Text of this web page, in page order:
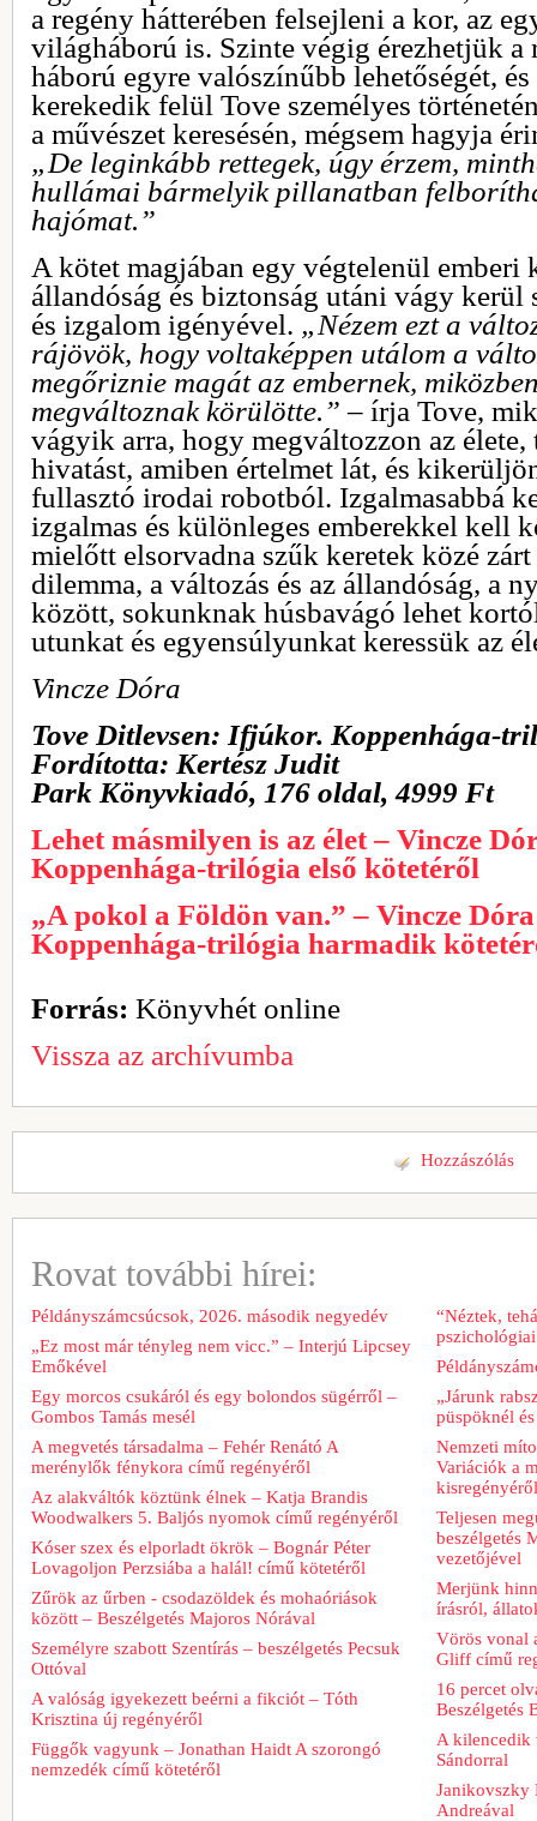
a regény hátterében felsejleni a kor, az
világháború is. Szinte végig érezhetjük a
háború egyre valószínűbb lehetőségét,
kerekedik felül Tove személyes
a művészet keresésén, mégsem hagyja
„De leginkább rettegek, úgy érzem,
hullámai bármelyik pillanatban
hajómat.”
A kötet magjában egy végtelenül emberi
állandóság és biztonság utáni vágy kerül
és izgalom igényével. „Nézem ezt a
rájövök, hogy voltaképpen utálom a
megőriznie magát az embernek,
megváltoznak körülötte.”– írja Tove,
vágyik arra, hogy megváltozzon az
hivatást, amiben értelmet lát, és
fullasztó irodai robotból. Izgalmasabbá
izgalmas és különleges emberekkel kell
mielőtt elsorvadna szűk keretek közé
dilemma, a változás és az állandóság, a
között, sokunknak húsbavágó lehet
utunkat és egyensúlyunkat keressük az
Vincze Dóra
Tove Ditlevsen: Ifjúkor. Koppenhága-
Fordította: Kertész Judit
Park Könyvkiadó, 176 oldal, 4999 Ft
Lehet másmilyen is az élet – Vincze
Koppenhága-trilógia első kötetéről
„A pokol a Földön van.” – Vincze
Koppenhága-trilógia harmadik
Forrás: Könyvhét online
Vissza az archívumba
Hozzászólás
Rovat további hírei:
Példányszámcsúcsok, 2026. második negyedév
„Ez most már tényleg nem vicc.” – Interjú Lipcsey
Emőkével
Egy morcos csukáról és egy bolondos sügérről –
Gombos Tamás mesél
A megvetés társadalma – Fehér Renátó A
merénylők fénykora című regényéről
Az alakváltók köztünk élnek – Katja Brandis
Woodwalkers 5. Baljós nyomok című regényéről
Kóser szex és elporladt ökrök – Bognár Péter
Lovagoljon Perzsiába a halál! című kötetéről
Zűrök az űrben - csodazöldek és mohaóriások
között – Beszélgetés Majoros Nórával
Személyre szabott Szentírás – beszélgetés Pecsuk
Ottóval
A valóság igyekezett beérni a fikciót – Tóth
Krisztina új regényéről
Függők vagyunk – Jonathan Haidt A szorongó
nemzedék című kötetéről
“Néztek,
„Járunk
püspöknél
Nemzeti
Variációk a
kisregényéről
Teljesen
beszélgetés
vezetőjével
Merjünk
írásról,
Vörös vonal
Gliff című
16 percet
Beszélgetés
A kilencedik
Sándorral
Janikovszky
Andreával